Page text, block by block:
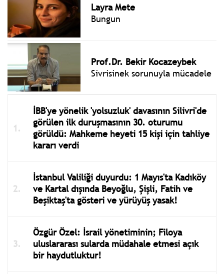
Layra Mete
Bungun
Prof.Dr. Bekir Kocazeybek
Sivrisinek sorunuyla mücadele
İBB'ye yönelik 'yolsuzluk' davasının Silivri'de
görülen ilk duruşmasının 30. oturumu
görüldü: Mahkeme heyeti 15 kişi için tahliye
kararı verdi
İstanbul Valiliği duyurdu: 1 Mayıs'ta Kadıköy
ve Kartal dışında Beyoğlu, Şişli, Fatih ve
Beşiktaş'ta gösteri ve yürüyüş yasak!
Özgür Özel: İsrail yönetiminin; Filoya
uluslararası sularda müdahale etmesi açık
bir haydutluktur!